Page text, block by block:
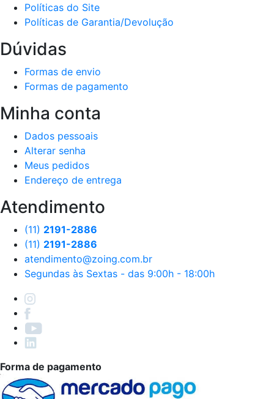
Políticas do Site
Políticas de Garantia/Devolução
Dúvidas
Formas de envio
Formas de pagamento
Minha conta
Dados pessoais
Alterar senha
Meus pedidos
Endereço de entrega
Atendimento
(11) 2191-2886
(11) 2191-2886
atendimento@zoing.com.br
Segundas às Sextas - das 9:00h - 18:00h
Forma de pagamento